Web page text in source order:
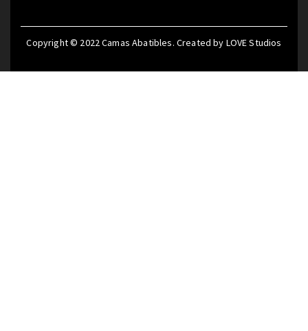
Copyright © 2022Camas Abatibles. Created by LOVE Studios